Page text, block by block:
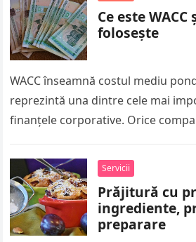
Ce este
folosește
WACC înseamnă costul mediu
reprezintă una dintre cele mai
finanțele corporative. Orice
Servicii
Prăjitură cu
ingrediente,
preparare